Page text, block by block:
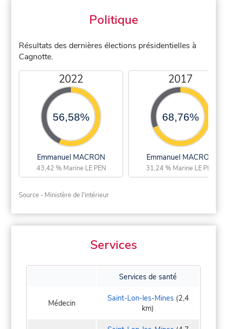
Politique
Résultats des dernières élections présidentielles à
Cagnotte.
2022
56,58%
Emmanuel MACRON
43,42 % Marine LE PEN
2017
68,76%
Emmanuel MACRON
31,24 % Marine LE PEN
Source - Ministère de l'intérieur
Services
Services de santé
Médecin Saint-Lon-les-Mines(2,4
km)